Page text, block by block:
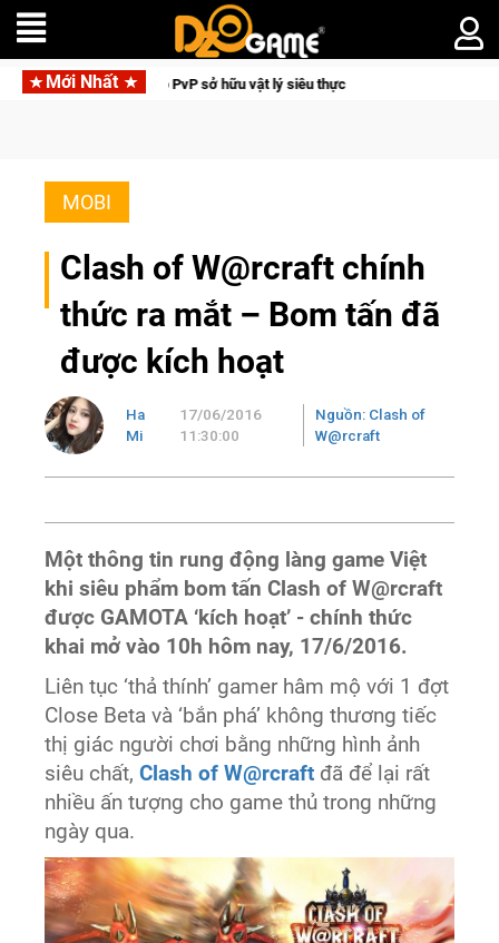
Mới Nhất
xe mô tô PvP sở hữu vật lý siêu thực
MOBI
Clash of W@rcraft chính
thức ra mắt – Bom tấn đã
được kích hoạt
Ha
Mi
17/06/2016
11:30:00
Nguồn: Clash of
W@rcraft
Một thông tin rung động làng game Việt
khi siêu phẩm bom tấn Clash of W@rcraft
được GAMOTA ‘kích hoạt’ - chính thức
khai mở vào 10h hôm nay, 17/6/2016.
Liên tục ‘thả thính’ gamer hâm mộ với 1 đợt
Close Beta và ‘bắn phá’ không thương tiếc
thị giác người chơi bằng những hình ảnh
siêu chất,Clash of W@rcraft đã để lại rất
nhiều ấn tượng cho game thủ trong những
ngày qua.